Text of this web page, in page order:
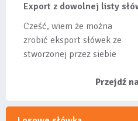
bo wiąże się...
Export z dowolnej listy
Cześć, wiem że można
zrobić eksport słówek ze
stworzonej przez siebie
Przejdź